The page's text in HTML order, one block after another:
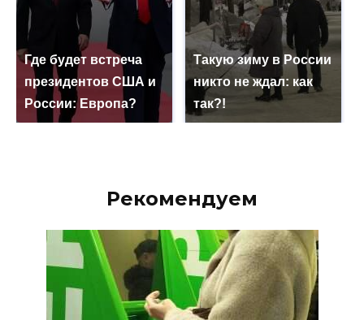
Где будет встреча
президентов США и
России: Европа?
Такую зиму в России
никто не ждал: как
так?!
Рекомендуем